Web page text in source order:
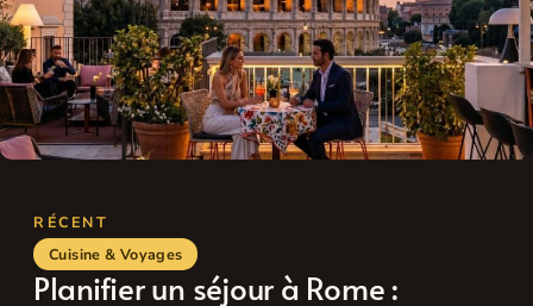
Cuisine & Voyages
Planifier un séjour à Rome :